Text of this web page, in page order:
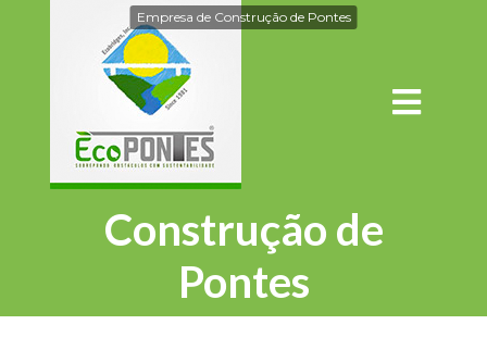
Empresa de Construção de Pontes
Construção de
Pontes